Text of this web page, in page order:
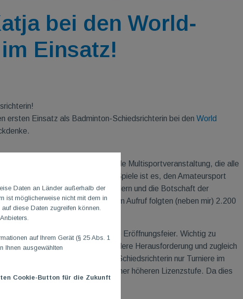
bei den World-
Einsatz!
ersten Einsatz als Badminton-Schiedsrichterin bei den World
Sportler. Es ist eine internationale Multisportveranstaltung, die alle
organisiert wird. Ziel der Spiele ist es, den Amateursport
sowie Spenderfamilien zu fördern und die Botschaft der
sich bereits zum 25. Mal. Dem Aufruf folgten (neben mir) 2.200
50 Nationen.
die Parade der Nationen und die Eröffnungsfeier. Wichtig zu
Für mich war es eine besondere Herausforderung und zugleich
darf man als regionale Schiedsrichterin nur Turniere im
Turniere bedarf es eigentlich einer höheren Lizenzstufe. Da dies
bewerben.
Daten an Länder außerhalb der
ist möglicherweise nicht mit dem in
diese Daten zugreifen können.
auf Ihrem Gerät (§ 25 Abs. 1
Ihnen ausgewählten
Cookie-Button für die Zukunft